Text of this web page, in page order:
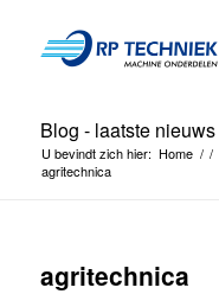
Blog - laatste nieuws
U bevindt zich hier: Home / /
agritechnica
agritechnica